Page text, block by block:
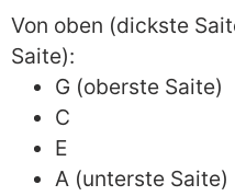
Von oben (dickste
Saite):
G (oberste Saite)
C
E
A (unterste Saite)